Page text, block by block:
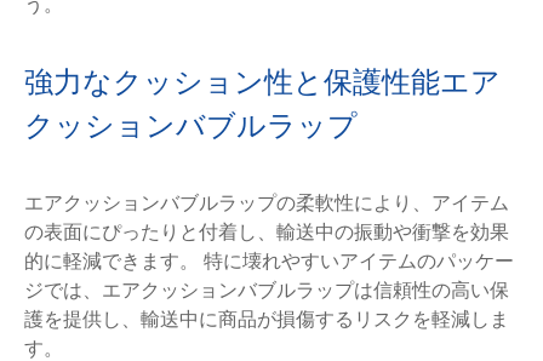
強力なクッション性と保護性能エア
クッションバブルラップ
エアクッションバブルラップの柔軟性により、アイテム
の表面にぴったりと付着し、輸送中の振動や衝撃を効果
的に軽減できます。 特に壊れやすいアイテムのパッケー
ジでは、エアクッションバブルラップは信頼性の高い保
護を提供し、輸送中に商品が損傷するリスクを軽減しま
す。